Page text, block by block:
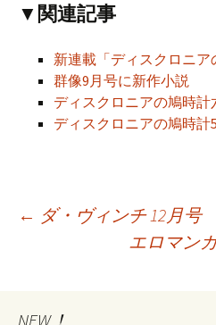
▼関連記事
新連載「ディスクロニア
群像9月号に新作小説
ディスクロニアの鳩時計
ディスクロニアの鳩時計
稿
← ダ・ヴィンチ 12月号
エロマン
NEW！